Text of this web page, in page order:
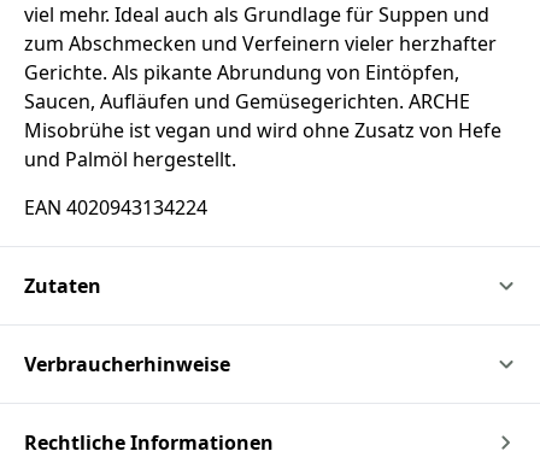
viel mehr. Ideal auch als Grundlage für Suppen und
zum Abschmecken und Verfeinern vieler herzhafter
Gerichte. Als pikante Abrundung von Eintöpfen,
Saucen, Aufläufen und Gemüsegerichten. ARCHE
Misobrühe ist vegan und wird ohne Zusatz von Hefe
und Palmöl hergestellt.
EAN 4020943134224
Zutaten
Verbraucherhinweise
Rechtliche Informationen